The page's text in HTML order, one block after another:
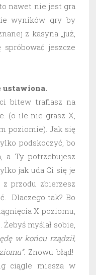
nawet nie jest gra
wyników gry by
z kasyna „już,
spróbować jeszcze
ustawiona.
bitew trafiasz na
(o ile nie grasz X,
poziomie). Jak się
podskoczyć, bo
a Ty potrzebujesz
jak uda Ci się je
przodu zbierzesz
Dlaczego tak? Bo
X poziomu,
myślał sobie,
w końcu rządził,
. Znowu błąd!
ciągle miesza w